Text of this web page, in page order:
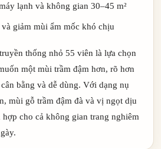
lạnh và không gian 30–45 m²
giảm mùi ẩm mốc khó chịu
thống nhỏ 55 viên là lựa chọn
một mùi trầm đậm hơn, rõ hơn
bằng và dễ dùng. Với dạng nụ
mùi gỗ trầm đậm đà và vị ngọt dịu
hợp cho cả không gian trang nghiêm